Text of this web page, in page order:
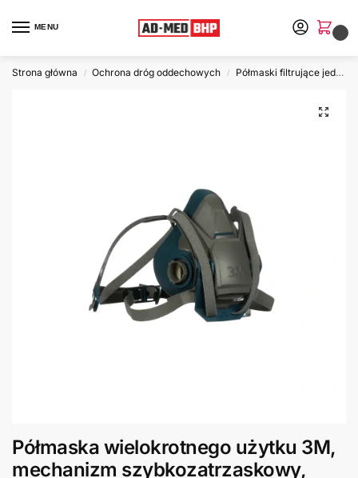
MENU
Strona główna / Ochrona dróg oddechowych / Półmaski filtrujące jednorazowego użytku
Półmaska wielokrotnego użytku 3M,
mechanizm szybkozatrzaskowy,